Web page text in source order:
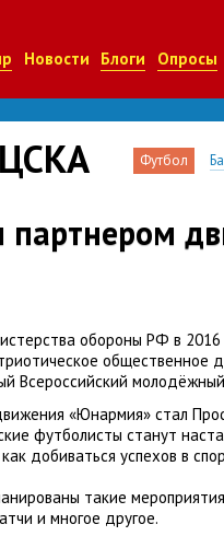
Новости Блоги Опросы
Футбол
обороны РФ в 2016
общественное
Всероссийский
«Юнармия» стал
футболисты станут
как добиваться успехов в
такие
и многое другое.